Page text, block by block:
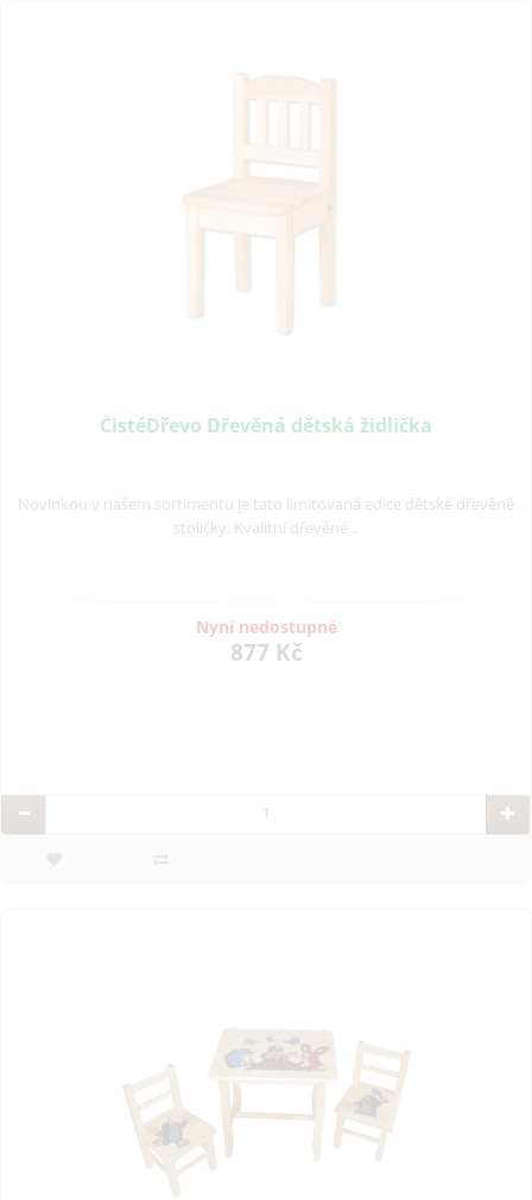
ČistéDřevo Dřevěná dětská židlička
Novinkou v našem sortimentu je tato limitovaná edice dětské dřevěné
stoličky. Kvalitní dřevěné ..
Nyní nedostupné
877 Kč